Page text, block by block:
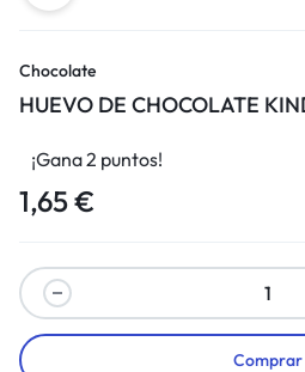
Chocolate
HUEVO DE CHOCOLATE
¡Gana 2 puntos!
1,65€
Comprar